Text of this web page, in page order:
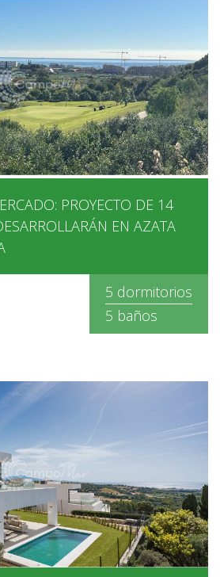
PROYECTO DE 14
EN AZATA
5 dormitorios
5 baños